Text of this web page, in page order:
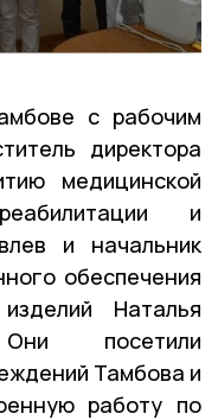
с рабочим
директора
медицинской
и
и начальник
обеспечения
Наталья
Они посетили
Тамбова и
работу по